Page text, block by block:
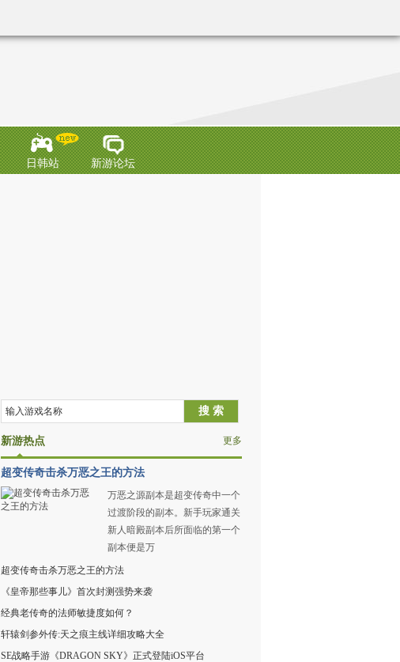
日韩站 新游论坛
更多
新游热点
超变传奇击杀万恶之王的方法
万恶之源副本是超变传奇中一个
过渡阶段的副本。新手玩家通关
新人暗殿副本后所面临的第一个
副本便是万
超变传奇击杀万恶之王的方法
《皇帝那些事儿》首次封测强势来袭
经典老传奇的法师敏捷度如何？
轩辕剑参外传:天之痕主线详细攻略大全
SE战略手游《DRAGON SKY》正式登陆iOS平台